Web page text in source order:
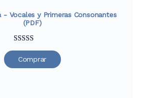
Vocales y Primeras Consonantes
(PDF)
Valorado
con4.79de
39
Comprar